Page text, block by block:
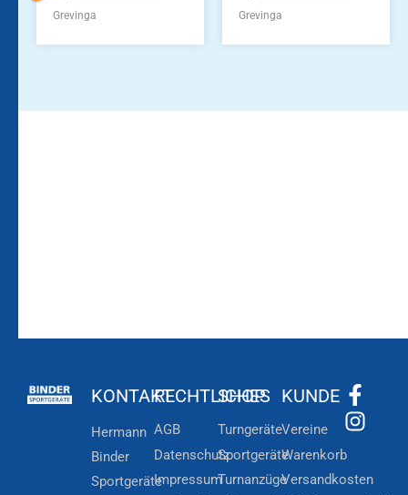
Grevinga
Grevinga
KONTAKT
Hermann
Binder
Sportgeräte
RECHTLICHES
AGB
Datenschutz
Impressum
SHOP
Turngeräte
Sportgeräte
Turnanzüge
KUNDE
Vereine
Warenkorb
Versandkosten